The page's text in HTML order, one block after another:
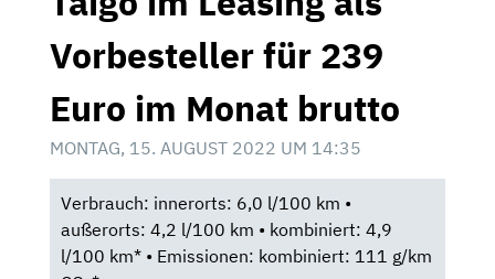
Vorbesteller für 239
Euro im Monat brutto
MONTAG, 15. AUGUST 2022 UM 14:35
Verbrauch: innerorts: 6,0 l/100 km •
außerorts: 4,2 l/100 km • kombiniert: 4,9
l/100 km* • Emissionen: kombiniert: 111 g/km